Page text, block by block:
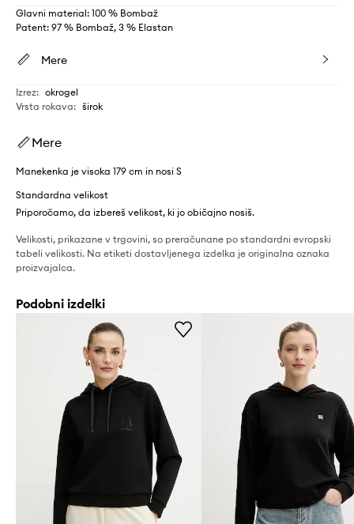
Glavni material: 100 % Bombaž
Patent: 97 % Bombaž, 3 % Elastan
Mere
Izrez: okrogel
Vrsta rokava: širok
Mere
Manekenka je visoka 179 cm in nosi S
Standardna velikost
Priporočamo, da izbereš velikost, ki jo običajno nosiš.
Velikosti, prikazane v trgovini, so preračunane po standardni evropski
tabeli velikosti. Na etiketi dostavljenega izdelka je originalna oznaka
proizvajalca.
Podobni izdelki